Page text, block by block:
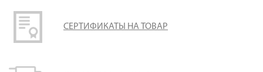
Контакты СЕРТИФИКАТЫ НА ТОВАР